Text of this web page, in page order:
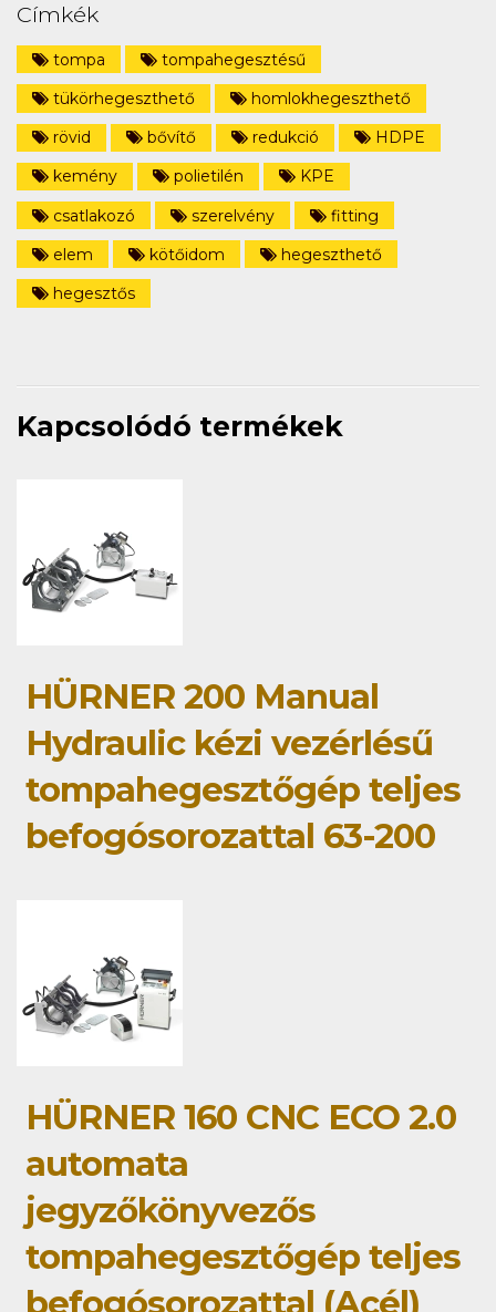
Címkék
tompa
tompahegesztésű
tükörhegeszthető
homlokhegeszthető
rövid
bővítő redukció
HDPE
kemény
polietilén
KPE
csatlakozó
szerelvény
fitting
elem
kötőidom
hegeszthető
hegesztős
Kapcsolódó termékek
HÜRNER 200 Manual
Hydraulic kézi vezérlésű
tompahegesztőgép teljes
befogósorozattal 63-200
HÜRNER 160 CNC ECO 2.0
automata
jegyzőkönyvezős
tompahegesztőgép teljes
befogósorozattal (Acél)